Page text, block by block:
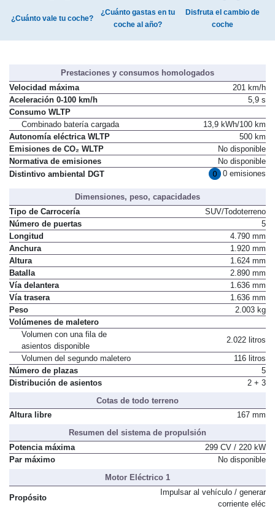
¿Cuánto vale tu coche?
¿Cuánto gastas en tu
coche al año?
Disfruta el cambio de
coche
Prestaciones y consumos homologados
Velocidad máxima
201 km/h
Aceleración 0-100 km/h
5,9 s
Consumo WLTP
Combinado batería cargada
13,9 kWh/100 km
Autonomía eléctrica WLTP
500 km
Emisiones de CO₂ WLTP
No disponible
Normativa de emisiones
No disponible
Distintivo ambiental DGT
0 emisiones
Dimensiones, peso, capacidades
Tipo de Carrocería
SUV/Todoterreno
Número de puertas
5
Longitud
4.790 mm
Anchura
1.920 mm
Altura
1.624 mm
Batalla
2.890 mm
Vía delantera
1.636 mm
Vía trasera
1.636 mm
Peso
2.003 kg
Volúmenes de maletero
Volumen con una fila de
asientos disponible
2.022 litros
Volumen del segundo maletero
116 litros
Número de plazas
5
Distribución de asientos
2 + 3
Cotas de todo terreno
Altura libre
167 mm
Resumen del sistema de propulsión
Potencia máxima
299 CV / 220 kW
Par máximo
No disponible
Motor Eléctrico 1
Propósito
Impulsar al vehículo / generar
corriente eléc